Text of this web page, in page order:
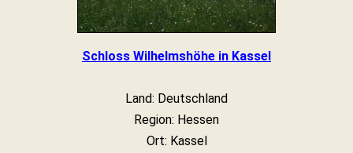
Schloss Wilhelmshöhe in Kassel
Land: Deutschland
Region: Hessen
Ort: Kassel